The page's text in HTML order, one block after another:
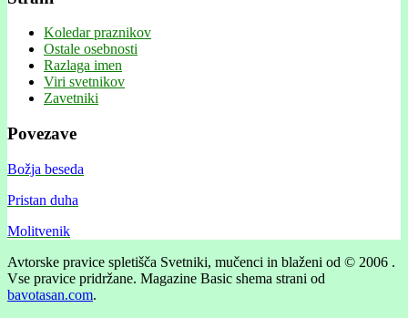
Koledar praznikov
Ostale osebnosti
Razlaga imen
Viri svetnikov
Zavetniki
Povezave
Božja beseda
Pristan duha
Molitvenik
Avtorske pravice spletišča Svetniki, mučenci in blaženi od © 2006 .
Vse pravice pridržane. Magazine Basic shema strani od
bavotasan.com.